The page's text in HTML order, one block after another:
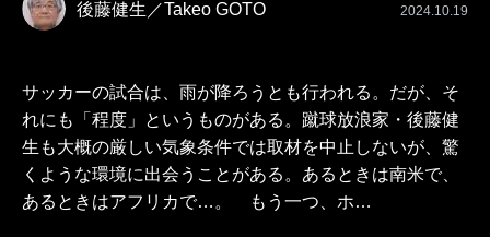
後藤健生／Takeo GOTO 2024.10.19
サッカーの試合は、雨が降ろうとも行われる。だが、そ
れにも「程度」というものがある。蹴球放浪家・後藤健
生も大概の厳しい気象条件では取材を中止しないが、驚
くような環境に出会うことがある。あるときは南米で、
あるときはアフリカで…。 もう一つ、ホ…